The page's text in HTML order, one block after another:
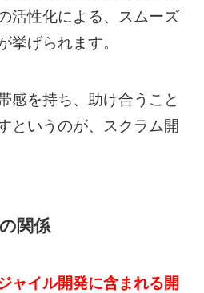
活性化による、スムーズ
挙げられます。
感を持ち、助け合うこと
というのが、スクラム開
関係
ャイル開発に含まれる開